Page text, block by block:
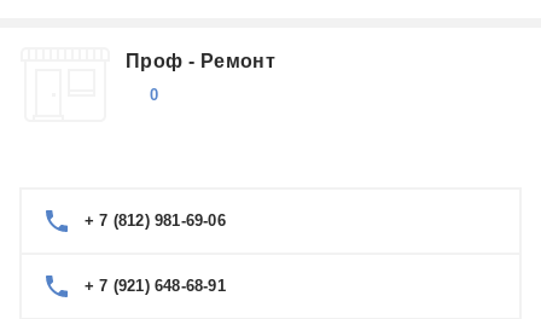
Проф - Ремонт
0
+ 7 (812) 981-69-06
+ 7 (921) 648-68-91